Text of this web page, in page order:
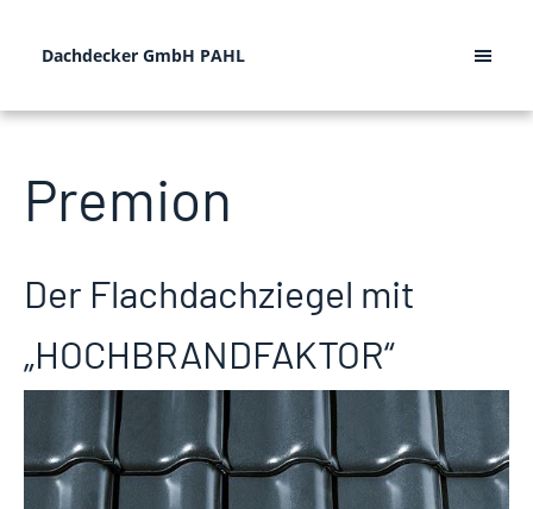
Dachdecker GmbH PAHL
Premion
Der Flachdachziegel mit
„HOCHBRANDFAKTOR“